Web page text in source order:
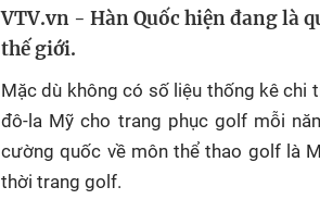
VTV.vn - Hàn Quốc hiện đang là
thế giới.
Mặc dù không có số liệu thống kê
đô-la Mỹ cho trang phục golf mỗi
cường quốc về môn thể thao golf là
thời trang golf.